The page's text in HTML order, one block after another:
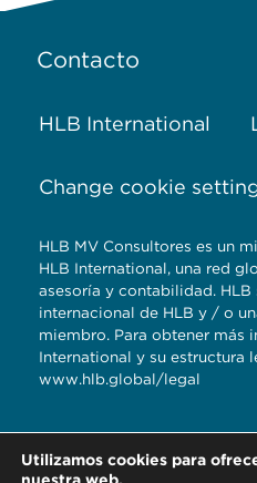
Contacto
HLB International
Change cookie
HLB MV Consultores es un
HLB International, una red
asesoría y contabilidad. HLB
internacional de HLB y / o
miembro. Para obtener más
International y su estructura
www.hlb.global/legal
Utilizamos cookies para
nuestra web.